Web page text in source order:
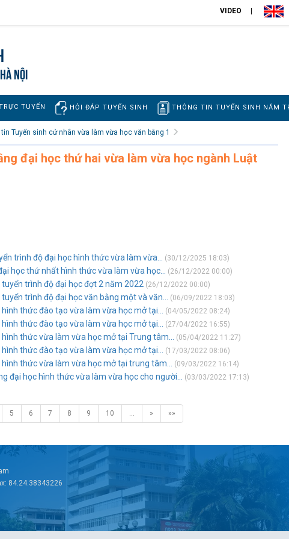
VIDEO
NỘI
TUYẾN HỎI ĐÁP TUYỂN SINH THÔNG TIN TUYỂN SINH NĂM
Tuyển sinh cử nhân vừa làm vừa học văn bằng 1
đại học thứ hai vừa làm vừa học ngành Luật
trình độ đại học hình thức vừa làm vừa... (30/12/2025 18:03)
học thứ nhất hình thức vừa làm vừa học... (26/12/2022 00:00)
trình độ đại học đợt 2 năm 2022 (26/12/2022 00:00)
trình độ đại học văn bằng một và văn... (06/09/2022 18:03)
thức đào tạo vừa làm vừa học mở tại... (04/05/2022 08:24)
thức đào tạo vừa làm vừa học mở tại... (27/04/2022 16:55)
thức vừa làm vừa học mở tại Trung tâm... (05/04/2022 11:27)
thức đào tạo vừa làm vừa học mở tại... (17/03/2022 08:06)
thức vừa làm vừa học mở tại trung tâm... (09/03/2022 16:14)
đại học hình thức vừa làm vừa học cho người... (03/03/2022 17:13)
5 6 7 8 9 10 … » »»
84.24.38343226